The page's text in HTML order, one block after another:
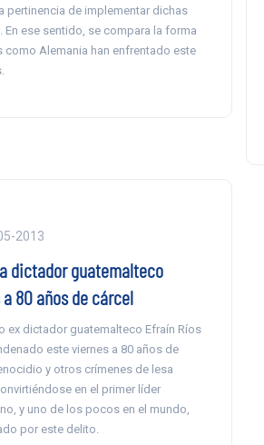
pertinencia de implementar dichas
En ese sentido, se compara la forma
como Alemania han enfrentado este
2013
dictador guatemalteco
80 años de cárcel
ex dictador guatemalteco Efraín Ríos
este viernes a 80 años de
y otros crímenes de lesa
en el primer líder
y uno de los pocos en el mundo,
por este delito.